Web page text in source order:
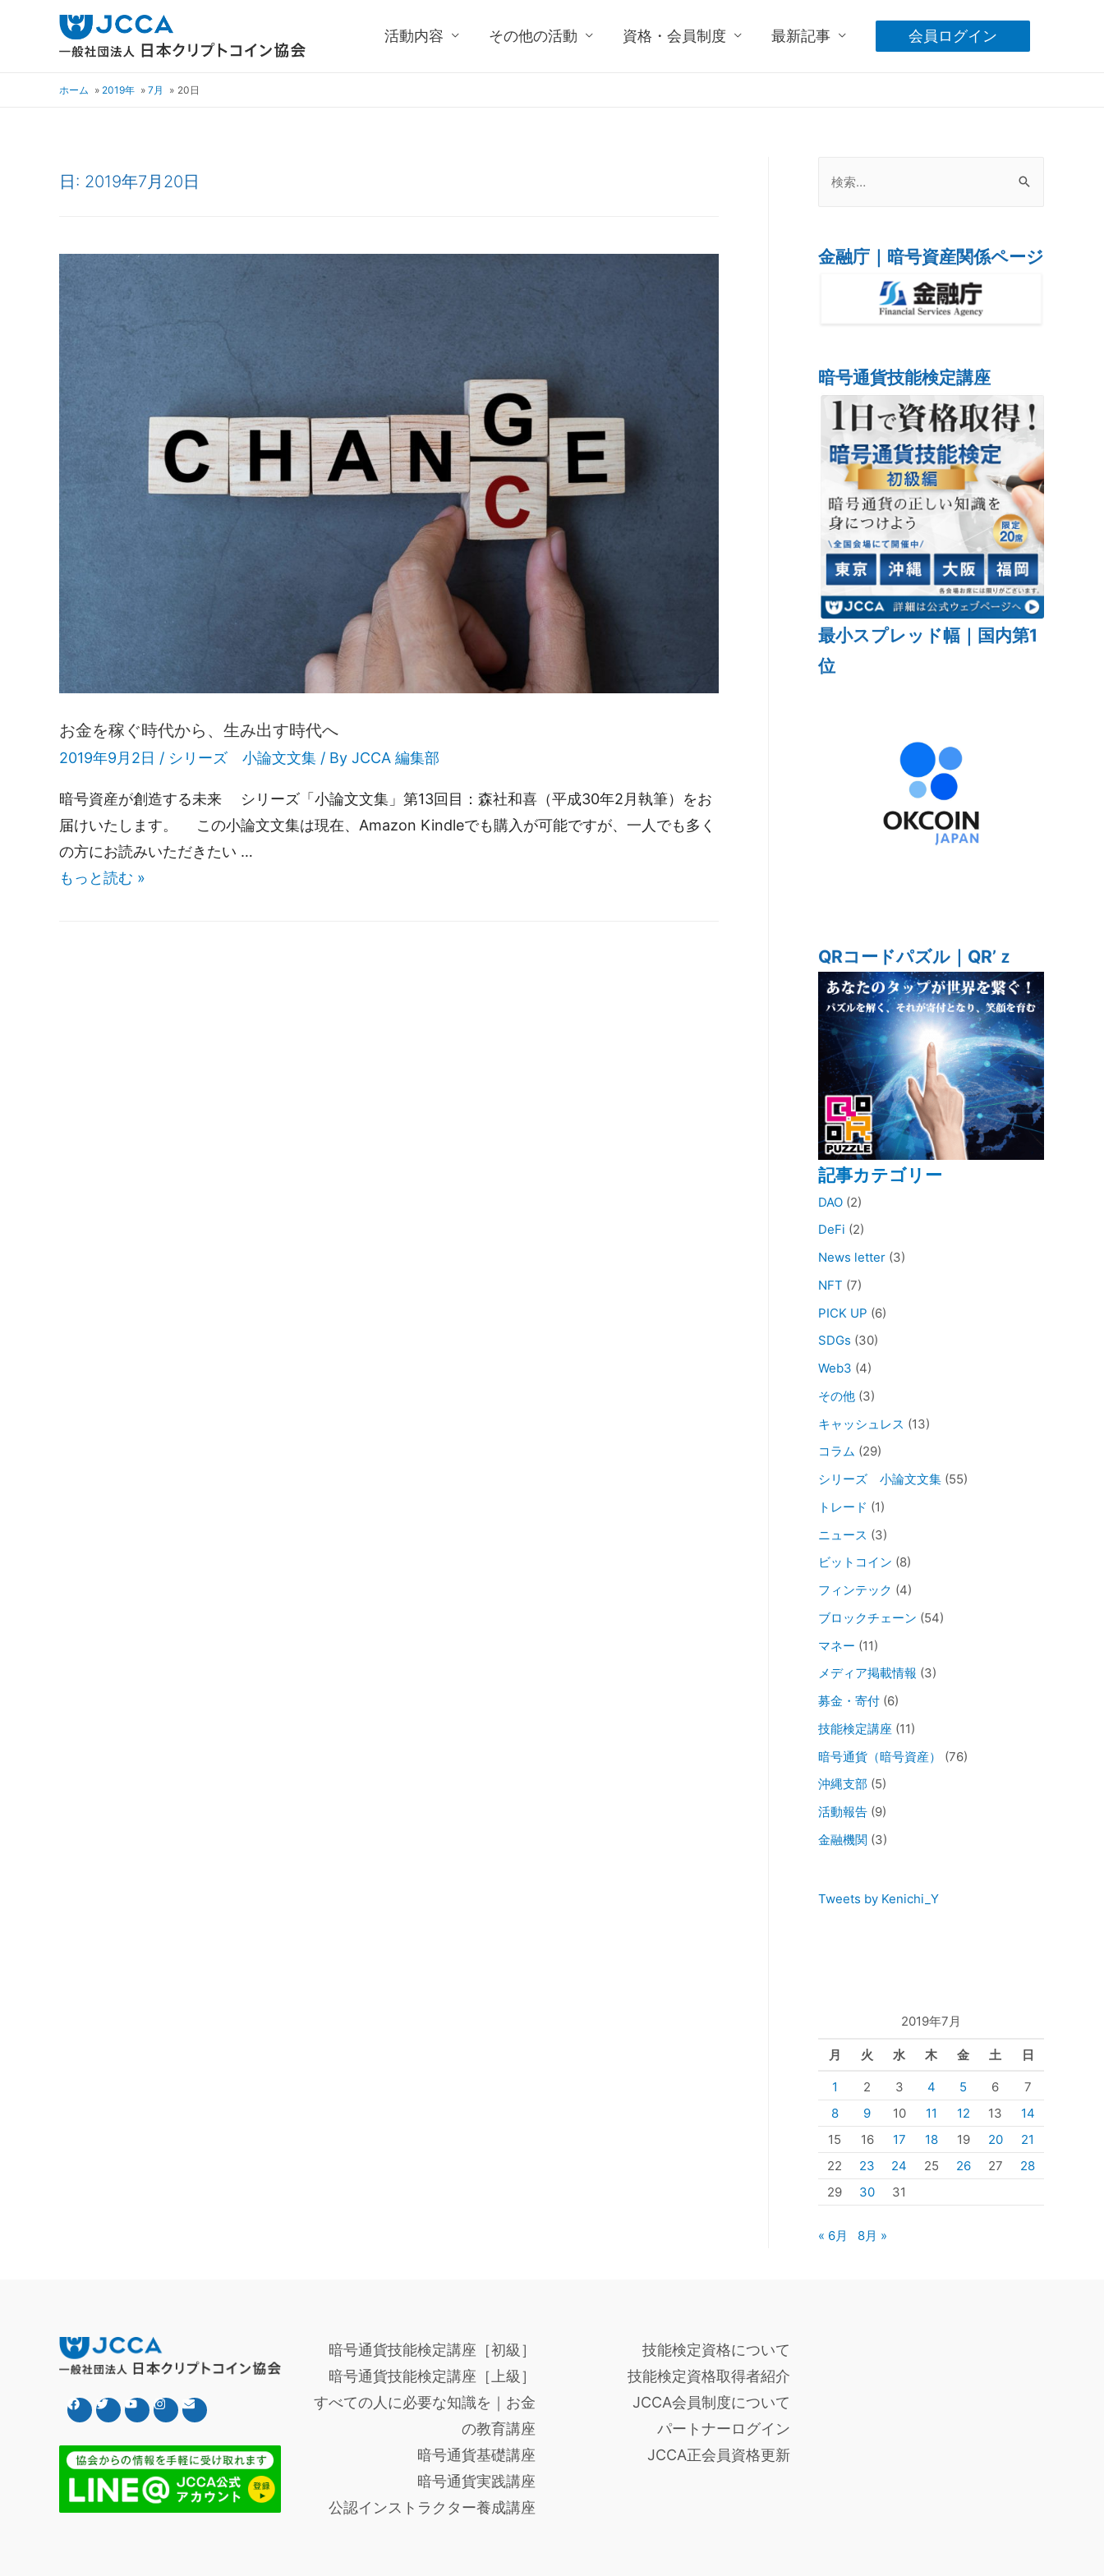
活動内容 その他の活動 資格・会員制度 最新記事 会員ログイン
ホーム 2019年 7月 20日
日: 2019年7月20日
お金を稼ぐ時代から、生み出す時代へ
2019年9月2日 / シリーズ 小論文文集 / By JCCA 編集部
暗号資産が創造する未来 シリーズ「小論文文集」第13回目：森社和喜（平成30年2月執筆）をお
届けいたします。 この小論文文集は現在、Amazon Kindleでも購入が可能ですが、一人でも多く
の方にお読みいただきたい …
もっと読む »
金融庁｜暗号資産関係ページ
暗号通貨技能検定講座
最小スプレッド幅｜国内第1
位
QRコードパズル｜QR’ｚ
記事カテゴリー
DAO (2)
DeFi (2)
News letter (3)
NFT (7)
PICK UP (6)
SDGs (30)
Web3 (4)
その他 (3)
キャッシュレス (13)
コラム (29)
シリーズ 小論文文集 (55)
トレード (1)
ニュース (3)
ビットコイン (8)
フィンテック (4)
ブロックチェーン (54)
マネー (11)
メディア掲載情報 (3)
募金・寄付 (6)
技能検定講座 (11)
暗号通貨（暗号資産）
(76)
沖縄支部 (5)
活動報告 (9)
金融機関 (3)
Tweets by Kenichi_Y
2019年7月
月 火 水 木 金 土 日
1 2 3 4 5 6
7
8
9 10 11 12 13
14
15
16 17 18 19 20
21
22
23 24 25 26 27
28
29
30 31
« 6月 8月 »
暗号通貨技能検定講座［初級］
暗号通貨技能検定講座［上級］
すべての人に必要な知識を｜お金
の教育講座
暗号通貨基礎講座
暗号通貨実践講座
公認インストラクター養成講座
技能検定資格について
技能検定資格取得者紹介
JCCA会員制度について
パートナーログイン
JCCA正会員資格更新